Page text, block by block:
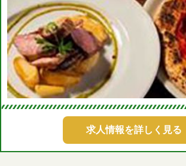
求人情報を詳しく見る